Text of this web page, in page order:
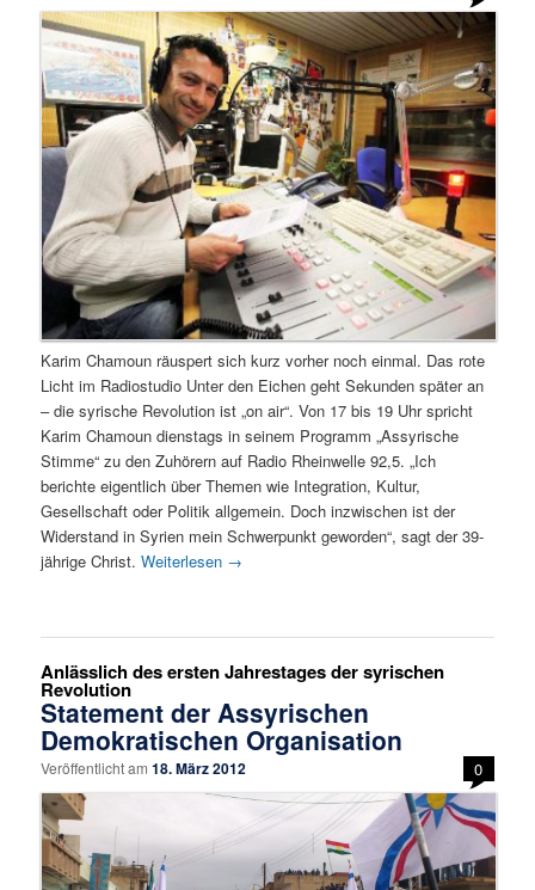
Karim Chamoun räuspert sich kurz vorher noch einmal. Das rote
Licht im Radiostudio Unter den Eichen geht Sekunden später an
– die syrische Revolution ist „on air“. Von 17 bis 19 Uhr spricht
Karim Chamoun dienstags in seinem Programm „Assyrische
Stimme“ zu den Zuhörern auf Radio Rheinwelle 92,5. „Ich
berichte eigentlich über Themen wie Integration, Kultur,
Gesellschaft oder Politik allgemein. Doch inzwischen ist der
Widerstand in Syrien mein Schwerpunkt geworden“, sagt der 39-
jährige Christ.Weiterlesen →
Anlässlich des ersten Jahrestages der syrischen
Revolution
Statement der Assyrischen
Demokratischen Organisation
Veröffentlicht am18. März 2012 0